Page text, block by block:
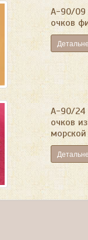
А-90/09
очков
А-90/24
очков